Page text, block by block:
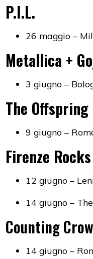
P.I.L.
26 maggio –
Metallica +
3 giugno –
The Offspring
9 giugno –
Firenze
12 giugno –
14 giugno –
Counting
14 giugno –